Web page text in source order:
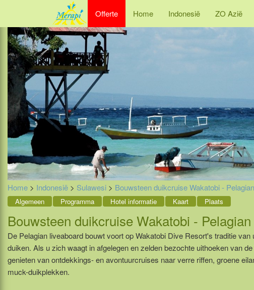
Offerte Home Indonesië ZO Azië
Home > Indonesië > Sulawesi > Bouwsteen duikcruise Wakatobi -
Algemeen Programma Hotel informatie Kaart Plaats
Bouwsteen duikcruise Wakatobi -
De Pelagian liveaboard bouwt voort op Wakatobi Dive Resort's traditie
duiken. Als u zich waagt in afgelegen en zelden bezochte uithoeken van
genieten van ontdekkings- en avontuurcruises naar verre riffen, groene
muck-duikplekken.